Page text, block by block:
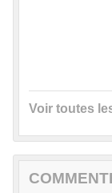
Voir toutes